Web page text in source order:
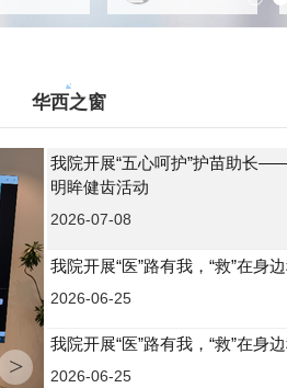
华西之窗
>
我院开展“五心呵护”护苗助长
明眸健齿活动
2026-07-08医院新闻
我院开展“医”路有我，“救”在身
2026-06-25医院新闻
我院开展“医”路有我，“救”在身
2026-06-25医院新闻